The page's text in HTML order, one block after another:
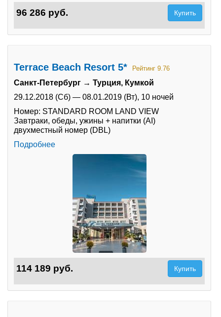
96 286 руб. Купить
Terrace Beach Resort 5* Рейтинг 9.76
Санкт-Петербург → Турция, Кумкой
29.12.2018 (Сб) — 08.01.2019 (Вт), 10 ночей
Номер: STANDARD ROOM LAND VIEW
Завтраки, обеды, ужины + напитки (AI)
двухместный номер (DBL)
Подробнее
114 189 руб. Купить